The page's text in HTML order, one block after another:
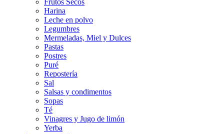
Frutos Secos
Harina
Leche en polvo
Legumbres
Mermeladas, Miel y Dulces
Pastas
Postres
Puré
Repostería
Sal
Salsas y condimentos
Sopas
Té
Vinagres y Jugo de limón
Yerba